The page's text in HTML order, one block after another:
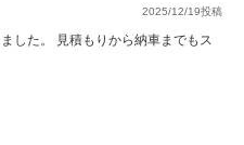
2025/12/19投稿
した。 見積もりから納車までもス